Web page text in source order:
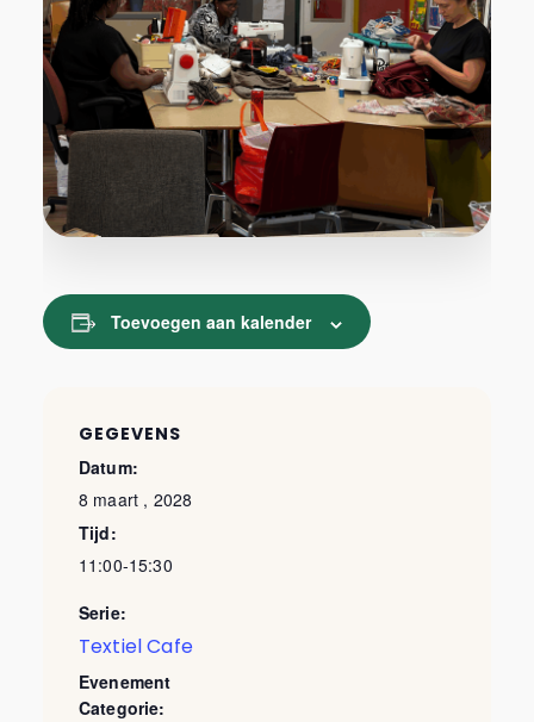
Toevoegen aan kalender
GEGEVENS
Datum:
8 maart , 2028
Tijd:
11:00-15:30
Serie:
Textiel Cafe
Evenement
Categorie: